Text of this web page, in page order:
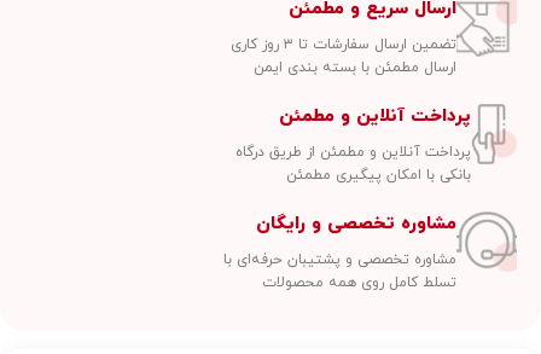
ارسال سریع و مطمئن
تضمین ارسال سفارشات تا ۳ روز کاری
ارسال مطمئن با بسته بندی ایمن
پرداخت آنلاین و مطمئن
پرداخت آنلاین و مطمئن از طریق درگاه
بانکی با امکان پیگیری مطمئن
مشاوره تخصصی و رایگان
مشاوره تخصصی و پشتیبان حرفه‌ای با
تسلط کامل روی همه محصولات